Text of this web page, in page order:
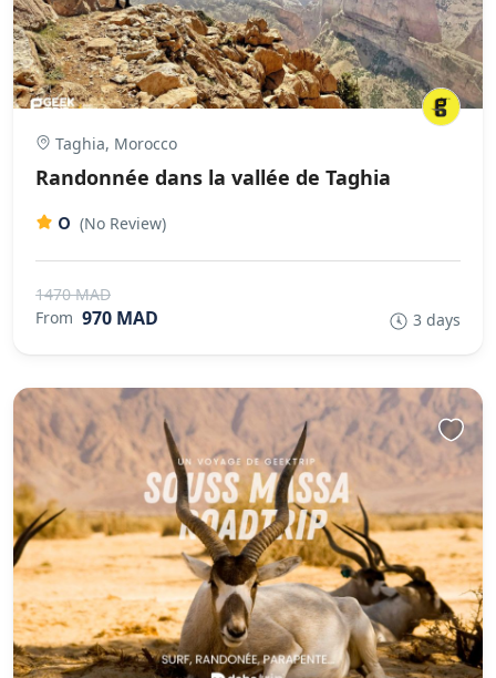
Taghia, Morocco
Randonnée dans la vallée de Taghia
0 (No Review)
1470 MAD
From 970 MAD 3 days